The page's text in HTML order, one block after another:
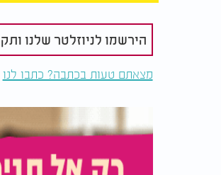
הירשמו לניוזלטר שלנו
מצאתם טעות בכתבה? כתבו לנו